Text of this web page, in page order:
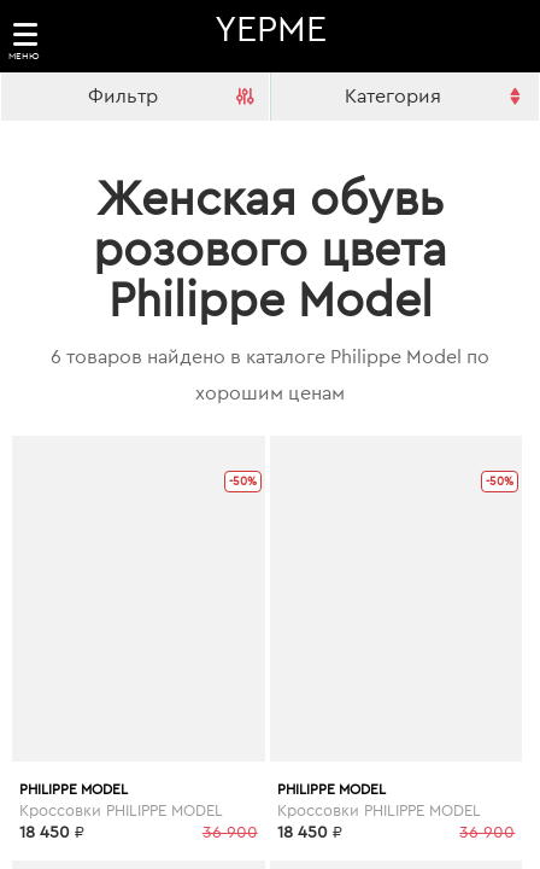
МЕНЮ
YEPME
Фильтр Категория
Женская обувь
розового цвета
Philippe Model
6 товаров найдено в каталоге Philippe Model по
хорошим ценам
-50%
PHILIPPE MODEL
Кроссовки PHILIPPE MODEL
36 900
18 450 ₽
-50%
PHILIPPE MODEL
Кроссовки PHILIPPE MODEL
36 900
18 450 ₽